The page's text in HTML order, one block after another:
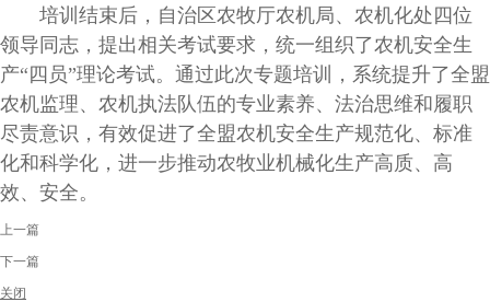
培训结束后，自治区农牧厅农机局、农机化处四位
领导同志，提出相关考试要求，统一组织了农机安全生
产“四员”理论考试。通过此次专题培训，系统提升了全盟
农机监理、农机执法队伍的专业素养、法治思维和履职
尽责意识，有效促进了全盟农机安全生产规范化、标准
化和科学化，进一步推动农牧业机械化生产高质、高
效、安全。
上一篇
下一篇
关闭